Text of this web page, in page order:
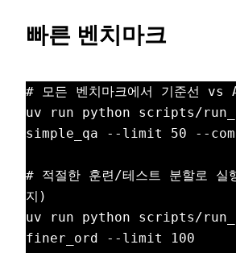
빠른 벤치마크
# 모든 벤치마크에서 기준선 vs
uv run python scripts/
simple_qa --limit 50 --
# 적절한 훈련/테스트 분할로 실
지)
uv run python scripts/
finer_ord --limit 100